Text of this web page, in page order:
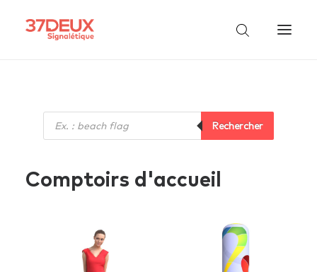
Recherche
de
Rechercher
Comptoirs d'accueil